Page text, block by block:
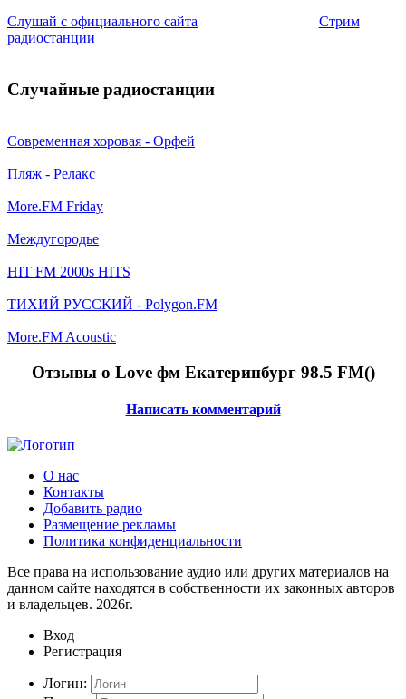
Слушай с официального сайта
Стрим
радиостанции
Случайные радиостанции
Современная хоровая - Орфей
Пляж - Релакс
More.FM Friday
Междугородье
HIT FM 2000s HITS
ТИХИЙ РУССКИЙ - Polygon.FM
More.FM Acoustic
Отзывы о Love фм Екатеринбург 98.5 FM()
Написать комментарий
О нас
Контакты
Добавить радио
Размещение рекламы
Политика конфиденциальности
Все права на использование аудио или других материалов на
данном сайте находятся в собственности их законных авторов
и владельцев. 2026г.
Вход
Регистрация
Логин: